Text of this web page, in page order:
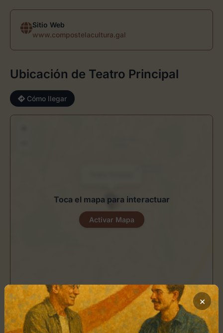
Sitio Web
www.compostelacultura.gal
Ubicación de Teatro Principal
Cómo llegar
Leaflet| © OpenStreetMapcontributors
Toca el mapa para interactuar
Activar Mapa
×